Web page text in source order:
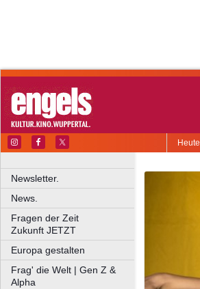
Newsletter.
News.
Fragen der Zeit
Zukunft JETZT
Europa gestalten
Frag' die Welt | Gen Z &
Alpha